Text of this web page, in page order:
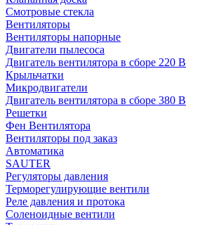
Смотровые стекла
Вентиляторы
Вентиляторы напорные
Двигатели пылесоса
Двигатель вентилятора в сборе 220 В
Крыльчатки
Микродвигатели
Двигатель вентилятора в сборе 380 В
Решетки
Фен Вентилятора
Вентиляторы под заказ
Автоматика
SAUTER
Регуляторы давления
Терморегулирующие вентили
Реле давления и протока
Соленоидные вентили